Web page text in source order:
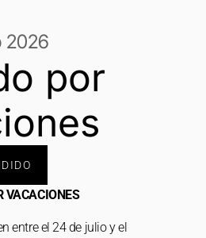
2026
por
VACACIONES
entre el 24 de julio y el